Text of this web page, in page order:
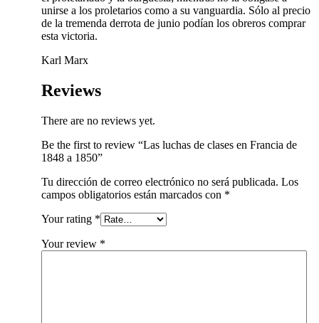
unirse a los proletarios como a su vanguardia. Sólo al precio
de la tremenda derrota de junio podían los obreros comprar
esta victoria.
Karl Marx
Reviews
There are no reviews yet.
Be the first to review “Las luchas de clases en Francia de
1848 a 1850”
Tu dirección de correo electrónico no será publicada. Los
campos obligatorios están marcados con *
Your rating *
Your review *